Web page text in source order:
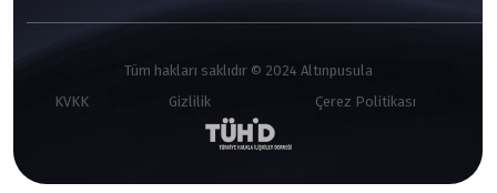
Tüm hakları saklıdır © 2024 Altınpusula
KVKK
Gizlilik Çerez Politikası